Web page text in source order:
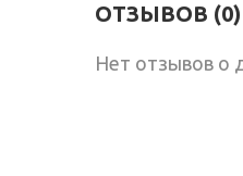
ОТЗЫВОВ (0)
Нет отзывов о